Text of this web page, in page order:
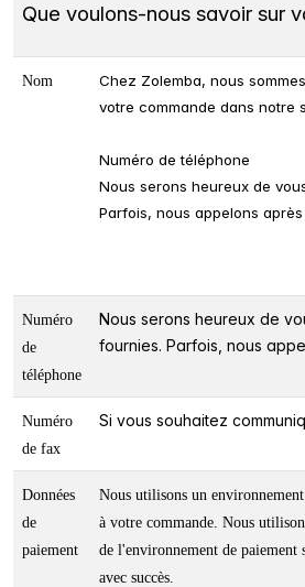
Que voulons-nous savoir sur
Nom
Chez Zolemba, nous
votre commande dans notre
Numéro de téléphone
Nous serons heureux de
Parfois, nous appelons
Numéro
de
téléphone
Nous serons heureux de
fournies. Parfois, nous
Numéro
de fax
Si vous souhaitez
Données
de
paiement
Nous utilisons un
à votre commande. Nous
de l'environnement de paiement
avec succès.